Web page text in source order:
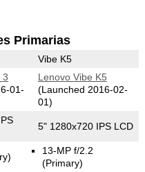
Primarias
Vibe K5
3
01-
Lenovo Vibe K5
(Launched 2016-02-
01)
5" 1280x720 IPS LCD
13-MP f/2.2
(Primary)